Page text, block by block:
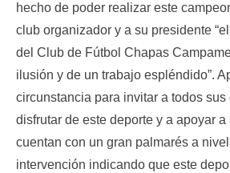
hecho de poder realizar este
club organizador y a su presidente
del Club de Fútbol Chapas
ilusión y de un trabajo espléndido”.
circunstancia para invitar a todos sus
disfrutar de este deporte y a apoyar
cuentan con un gran palmarés a
intervención indicando que este